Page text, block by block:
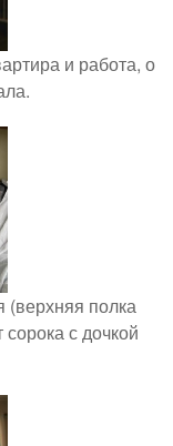
и работа, о
(верхняя полка
с дочкой